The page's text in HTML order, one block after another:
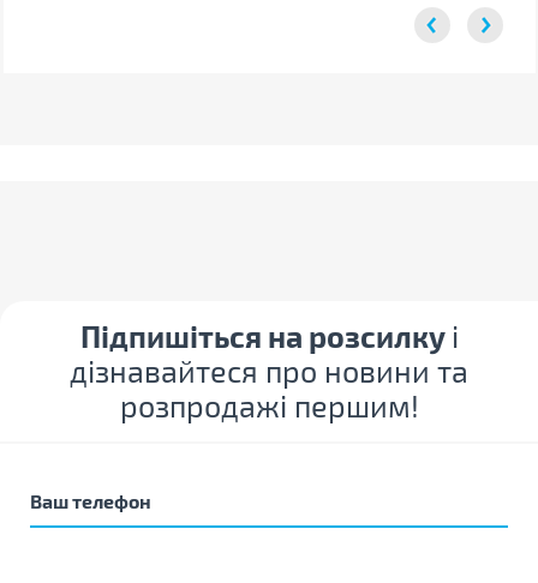
Підпишіться на розсилку і
дізнавайтеся про новини та
розпродажі першим!